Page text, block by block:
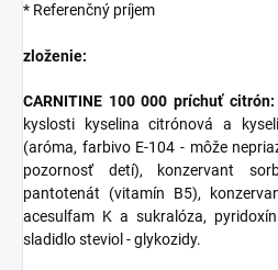
* Referenčný príjem
zloženie:
CARNITINE 100 000 príchuť citrón:
kyslosti kyselina citrónová a
(aróma, farbivo E-104 - môže
pozornosť detí), konzervant
pantotenát (vitamín B5),
acesulfam K a sukralóza,
sladidlo steviol - glykozidy.